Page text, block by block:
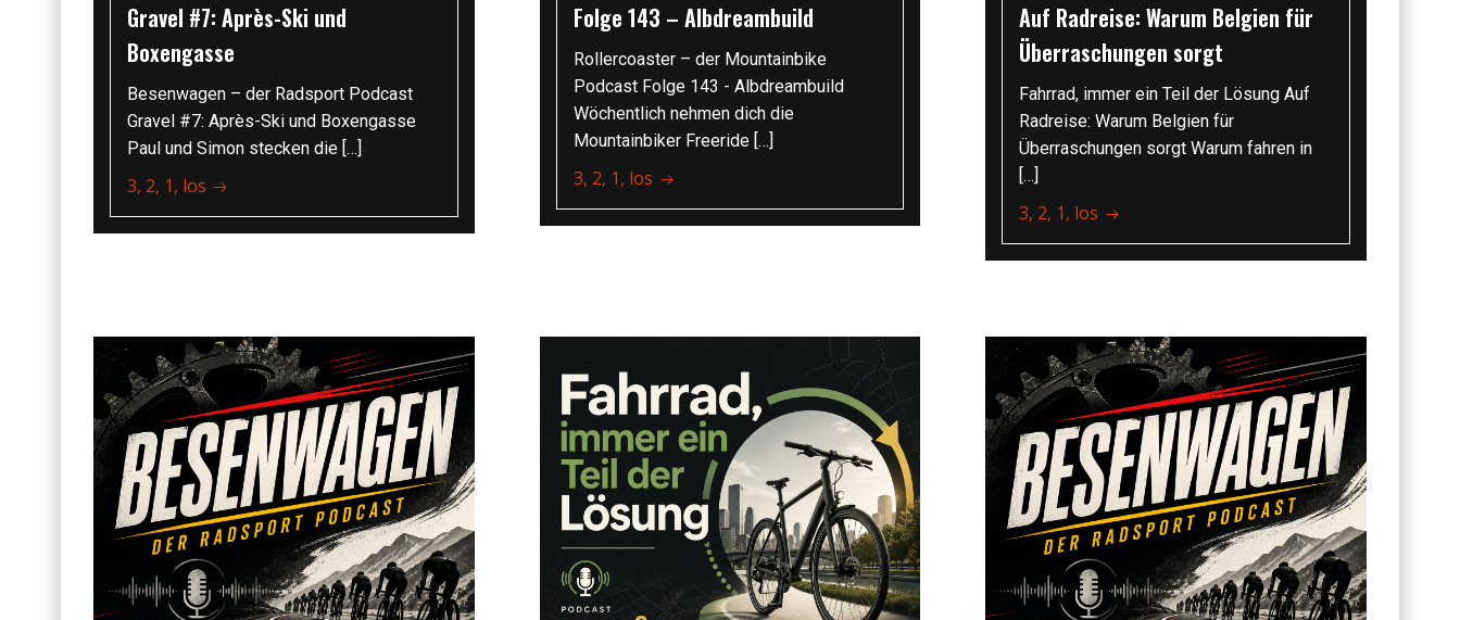
Gravel #7: Après-Ski und
Boxengasse
Besenwagen – der Radsport Podcast
Gravel #7: Après-Ski und Boxengasse
Paul und Simon stecken die […]
3, 2, 1, los
Folge 143 – Albdreambuild
Rollercoaster – der Mountainbike
Podcast Folge 143 - Albdreambuild
Wöchentlich nehmen dich die
Mountainbiker Freeride […]
3, 2, 1, los
Auf Radreise: Warum Belgien für
Überraschungen sorgt
Fahrrad, immer ein Teil der Lösung Auf
Radreise: Warum Belgien für
Überraschungen sorgt Warum fahren in
[…]
3, 2, 1, los